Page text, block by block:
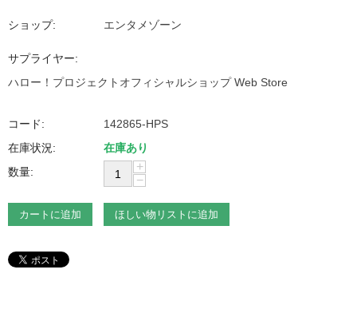
ショップ: エンタメゾーン
サプライヤー:
ハロー！プロジェクトオフィシャルショップ Web Store
コード:
142865-HPS
在庫状況:
在庫あり
数量:
+
−
カートに追加 ほしい物リストに追加